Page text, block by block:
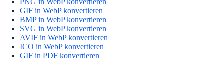
GIF in WebP konvertieren
BMP in WebP konvertieren
SVG in WebP konvertieren
AVIF in WebP konvertieren
ICO in WebP konvertieren
GIF in PDF konvertieren